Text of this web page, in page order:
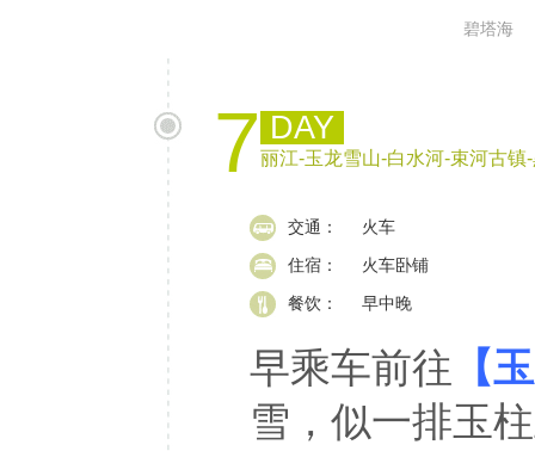
碧塔海
7 DAY
丽江-玉龙雪山-白水河-束河古镇
交通： 火车
住宿： 火车卧铺
餐饮： 早中晚
早乘车前往 【
雪，似一排玉